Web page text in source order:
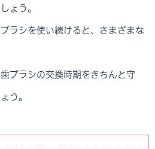
ょう。
ラシを使い続けると、さまざまな
ブラシの交換時期をきちんと守
う。